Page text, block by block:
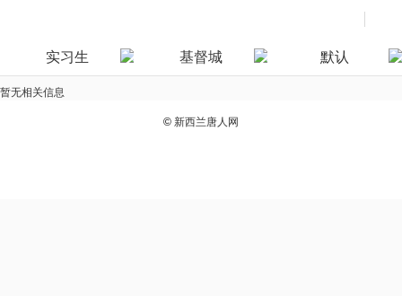
实习生 基督城 默认
暂无相关信息
© 新西兰唐人网